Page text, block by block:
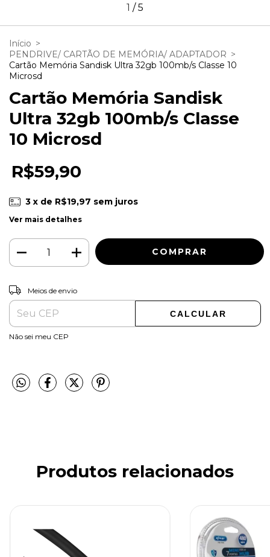
1 /5
Início >
PENDRIVE/ CARTÃO DE MEMÓRIA/ ADAPTADOR >
Cartão Memória Sandisk Ultra 32gb 100mb/s Classe 10
Microsd
Cartão Memória Sandisk
Ultra 32gb 100mb/s Classe
10 Microsd
R$59,90
3 x de R$19,97 sem juros
Ver mais detalhes
Entregas para o CEP:
Meios de envio
CALCULAR
Não sei meu CEP
Produtos relacionados